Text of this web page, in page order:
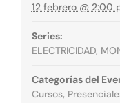
12 febrero @ 2:00
Series:
ELECTRICIDAD,
Categorías del
Cursos,